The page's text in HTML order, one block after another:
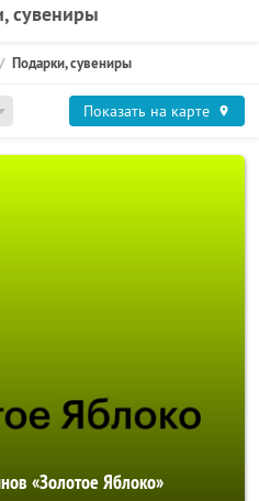
сувениры
Подарки, сувениры
Показать на карте
«Золотое Яблоко»